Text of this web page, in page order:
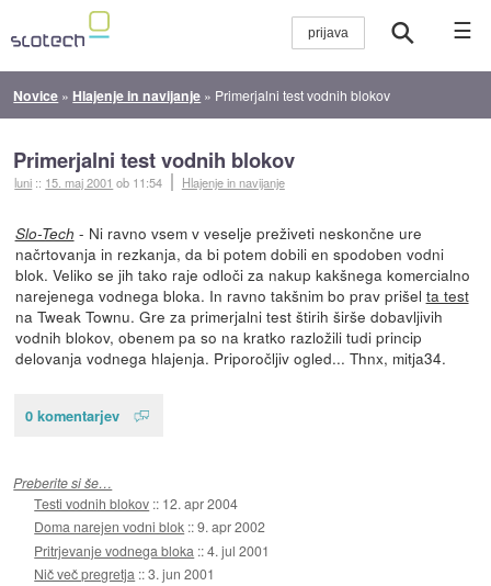
☰
Novice » Hlajenje in navijanje » Primerjalni test vodnih blokov
Primerjalni test vodnih blokov
luni :: 15. maj 2001 ob 11:54 Hlajenje in navijanje
Slo-Tech - Ni ravno vsem v veselje preživeti neskončne ure
načrtovanja in rezkanja, da bi potem dobili en spodoben vodni
blok. Veliko se jih tako raje odloči za nakup kakšnega komercialno
narejenega vodnega bloka. In ravno takšnim bo prav prišel ta test
na Tweak Townu. Gre za primerjalni test štirih širše dobavljivih
vodnih blokov, obenem pa so na kratko razložili tudi princip
delovanja vodnega hlajenja. Priporočljiv ogled... Thnx, mitja34.
0 komentarjev
Preberite si še…
Testi vodnih blokov :: 12. apr 2004
Doma narejen vodni blok ::9. apr 2002
Pritrjevanje vodnega bloka ::4. jul 2001
Nič več pregretja ::3. jun 2001